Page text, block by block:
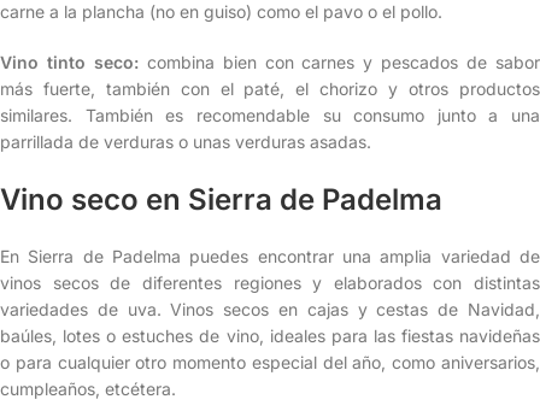
carne a la plancha (no en guiso) como el pavo o el pollo.
Vino tinto seco: combina bien con carnes y pescados de sabor
más fuerte, también con el paté, el chorizo y otros productos
similares. También es recomendable su consumo junto a una
parrillada de verduras o unas verduras asadas.
Vino seco en Sierra de Padelma
En Sierra de Padelma puedes encontrar una amplia variedad de
vinos secos de diferentes regiones y elaborados con distintas
variedades de uva. Vinos secos en cajas y cestas de Navidad,
baúles, lotes o estuches de vino, ideales para las fiestas navideñas
o para cualquier otro momento especial del año, como aniversarios,
cumpleaños, etcétera.